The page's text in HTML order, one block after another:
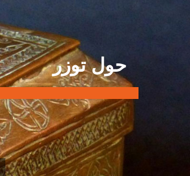
أنت
هنا
حول توزر